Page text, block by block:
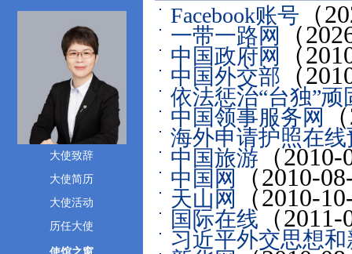
大使致辞
大使简历
大使活动
历任大使
Facebook账号 （
一带一路网 （
中国政府网 （
中国外交部 （
依法惩治“台独”顽
中国领事服务网
海外申请护照在线
中国旅游（2010-
中国网 （2010-
天山网 （2010-
国际在线 （
习近平外交思想